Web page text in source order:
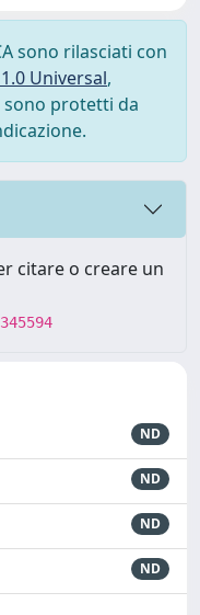
sono rilasciati con
Universal,
protetti da
citare o creare un
ND
ND
ND
ND